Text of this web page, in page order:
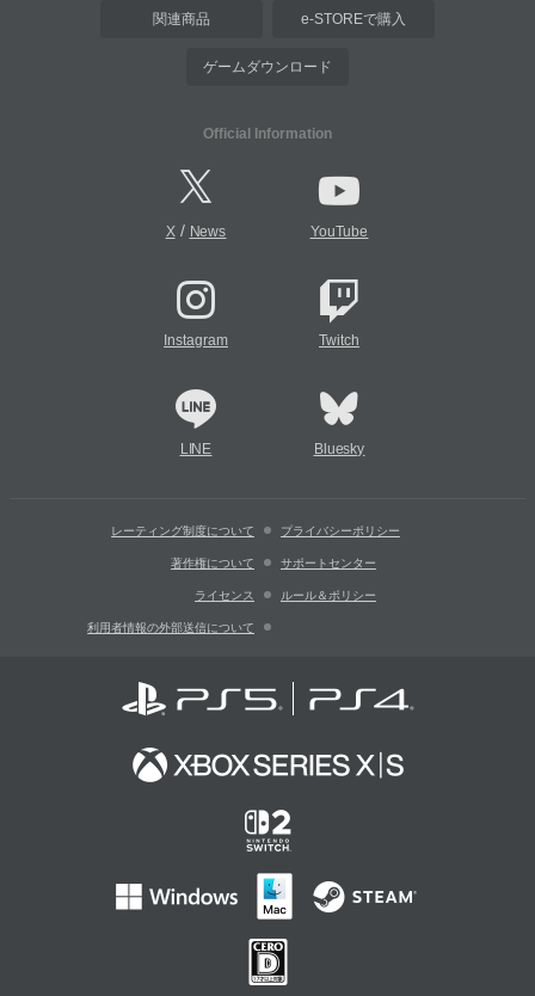
関連商品 e-STOREで購入
ゲームダウンロード
Official Information
X/ News YouTube
Instagram Twitch
LINE Bluesky
レーティング制度について プライバシーポリシー
著作権について サポートセンター
ライセンス ルール＆ポリシー
利用者情報の外部送信について